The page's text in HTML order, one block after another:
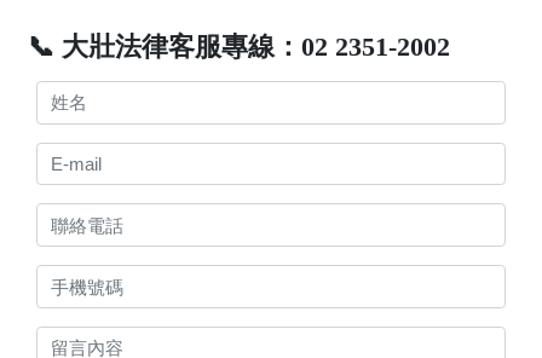
📞 大壯法律客服專線：02 2351-2002